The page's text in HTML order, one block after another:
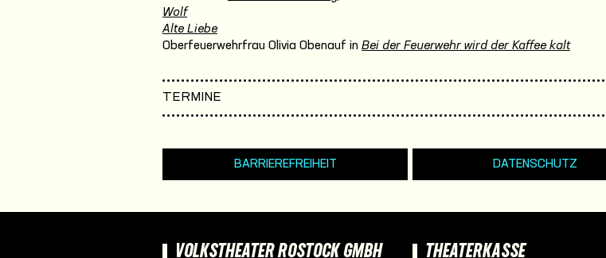
Wolf
Alte Liebe
Oberfeuerwehrfrau Olivia Obenauf in Bei der Feuerwehr wird der Kaffee kalt
TERMINE
BARRIEREFREIHEIT DATENSCHUTZ
VOLKSTHEATER ROSTOCK GMBH
THEATERKASSE